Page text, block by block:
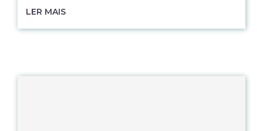
LER MAIS